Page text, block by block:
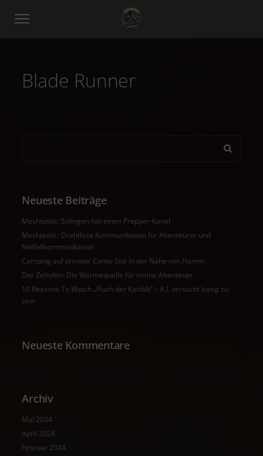
Blade Runner
Neueste Beiträge
Meshtastic: Solingen hat einen Prepper-Kanal
Meshtastic: Drahtlose Kommunikation für Abenteurer und
Notfallkommunikation
Camping auf privater Camp-Site in der Nähe von Hamm
Der Zeltofen: Die Wärmequelle für meine Abenteuer
10 Reasons To Watch „Fluch der Karibik“ – A.I. versucht lustig zu
sein
Neueste Kommentare
Archiv
Mai 2024
April 2024
Februar 2024